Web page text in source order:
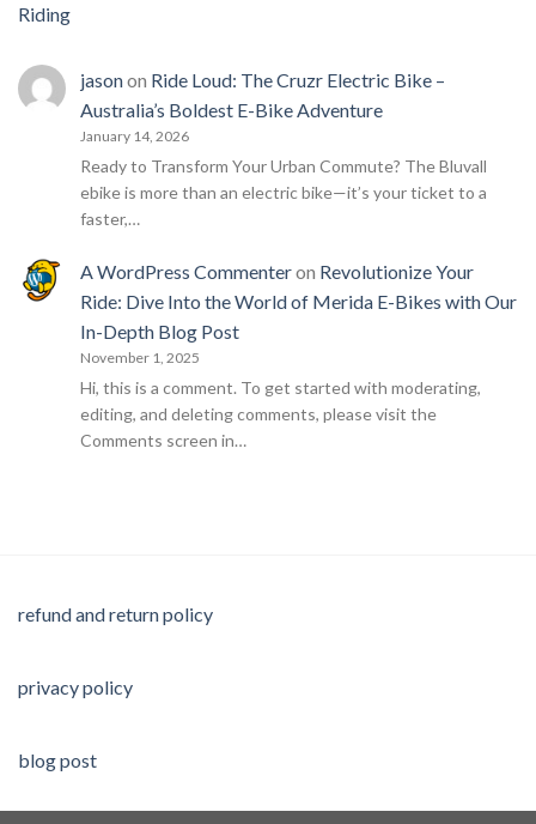
Riding
jasonon Ride Loud: The Cruzr Electric Bike –
Australia’s Boldest E-Bike Adventure
January 14, 2026
Ready to Transform Your Urban Commute? The Bluvall
ebike is more than an electric bike—it’s your ticket to a
faster,…
A WordPress Commenteron Revolutionize Your
Ride: Dive Into the World of Merida E-Bikes with Our
In-Depth Blog Post
November 1, 2025
Hi, this is a comment. To get started with moderating,
editing, and deleting comments, please visit the
Comments screen in…
refund and return policy
privacy policy
blog post